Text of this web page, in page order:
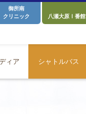
ィア シャトルバス
御所南
クリニック
八瀬大原Ⅰ番館